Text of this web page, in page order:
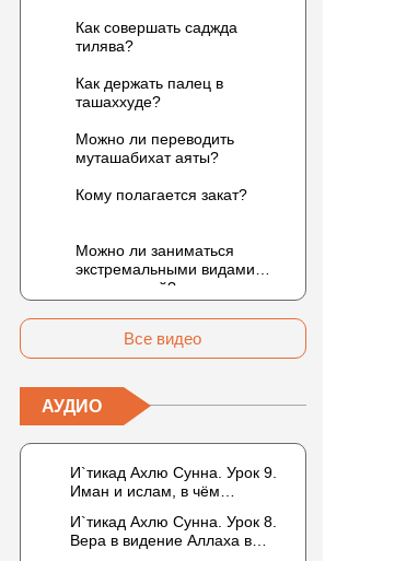
Как совершать саджда
тилява?
Как держать палец в
ташаххуде?
Можно ли переводить
муташабихат аяты?
Кому полагается закат?
Можно ли заниматься
экстремальными видами
развлечений?
Все видео
АУДИО
И`тикад Ахлю Сунна. Урок 9.
Иман и ислам, в чём
то обитателем Рая или Ада?
И`тикад Ахлю Сунна. Урок 8.
Вера в видение Аллаха в